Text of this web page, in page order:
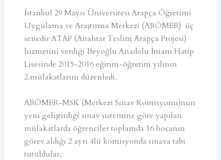
İstanbul 29 Mayıs Üniversitesi Arapça Öğretimi
Uygulama ve Araştırma Merkezi (ARÖMER) üç
senedir ATAP (Anahtar Teslim Arapça Projesi)
hizmetini verdiği Beyoğlu Anadolu İmam Hatip
Lisesinde 2015-2016 eğitim-öğretim yılının
2.mülakatlarını düzenledi.
ARÖMER-MSK (Merkezi Sınav Komisyonu)nun
yeni geliştirdiği sınav sistemine göre yapılan
mülakatlarda öğrenciler toplamda 16 hocanın
görev aldığı 2 ayrı 4lü komisyonda sınava tabi
tutuldular.